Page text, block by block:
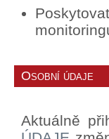
Osobní údaje
Aktuálně